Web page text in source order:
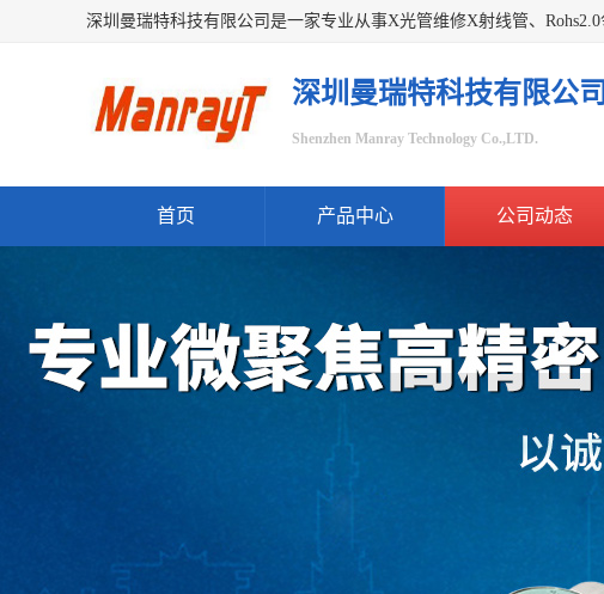
深圳曼瑞特科技有限公司
Shenzhen Manray Technology Co.,LTD.
首页 产品中心 公司动态